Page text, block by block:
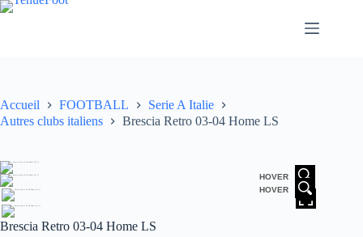
Passer
Accueil FOOTBALL
Serie A Italie
Autres clubs italiens
Brescia Retro 03-04 Home LS
HOVER
HOVER
Brescia Retro 03-04 Home LS